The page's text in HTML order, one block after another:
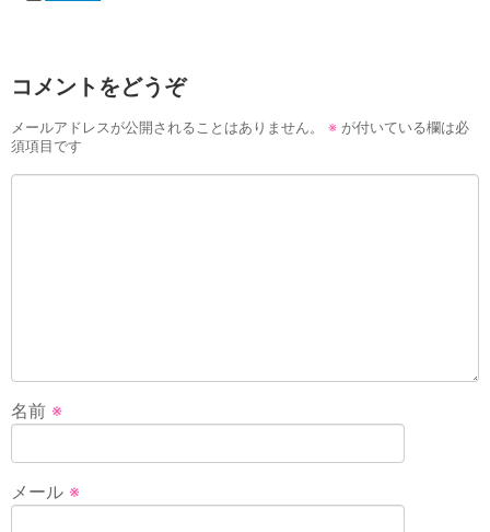
コメントをどうぞ
メールアドレスが公開されることはありません。 ※ が付いている欄は必
須項目です
名前 ※
メール ※